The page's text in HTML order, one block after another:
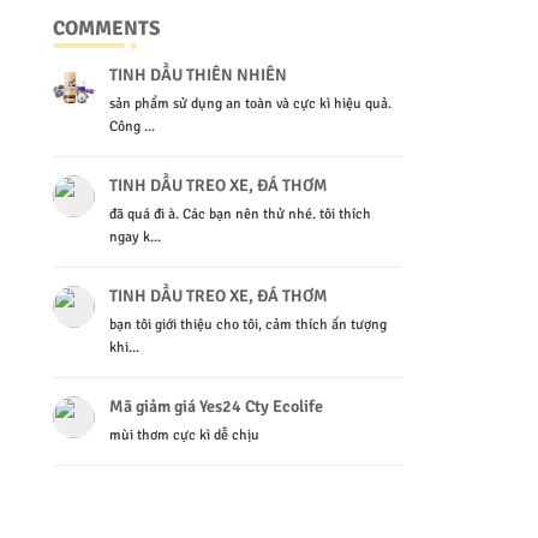
COMMENTS
TINH DẦU THIÊN NHIÊN
sản phẩm sử dụng an toàn và cực kì hiệu quả.
Công ...
TINH DẦU TREO XE, ĐÁ THƠM
đã quá đi à. Các bạn nên thử nhé. tôi thích
ngay k...
TINH DẦU TREO XE, ĐÁ THƠM
bạn tôi giới thiệu cho tôi, cảm thích ấn tượng
khi...
Mã giảm giá Yes24 Cty Ecolife
mùi thơm cực kì dễ chịu